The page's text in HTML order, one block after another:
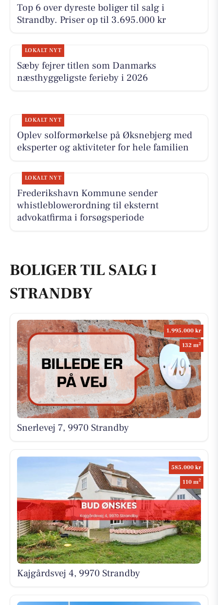
Top 6 over dyreste boliger til salg i
Strandby. Priser op til 3.695.000 kr
LOKALT NYT
Sæby fejrer titlen som Danmarks
næsthyggeligste ferieby i 2026
LOKALT NYT
Oplev solformørkelse på Øksnebjerg med
eksperter og aktiviteter for hele familien
LOKALT NYT
Frederikshavn Kommune sender
whistleblowerordning til eksternt
advokatfirma i forsøgsperiode
BOLIGER TIL SALG I
STRANDBY
1.995.000 kr
132 m2
Snerlevej 7, 9970 Strandby
585.000 kr
110 m2
Kajgårdsvej 4, 9970 Strandby